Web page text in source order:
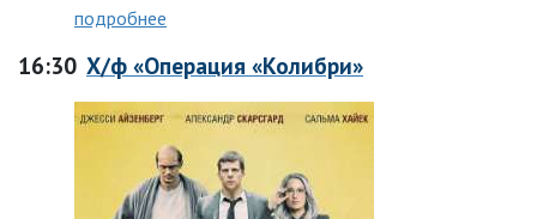
подробнее
16:30 Х/ф «Операция «Колибри»